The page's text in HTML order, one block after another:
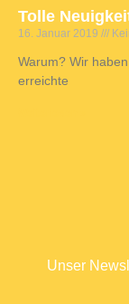
Tolle
16. Januar 2019
Warum? Wir
erreichte
Unser